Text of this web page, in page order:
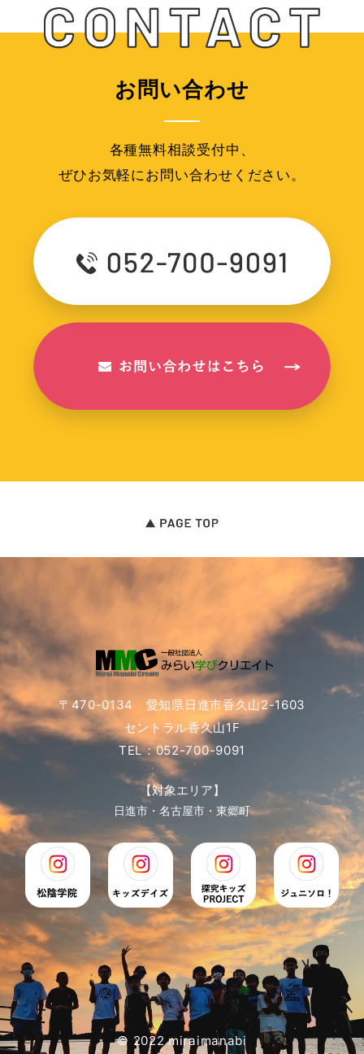
お問い合わせ
各種無料相談受付中、
ぜひお気軽にお問い合わせください。
〒470-0134 愛知県日進市香久山2-1603
セントラル香久山1F
TEL：052-700-9091
【対象エリア】
日進市・名古屋市・東郷町
© 2022 miraimanabi